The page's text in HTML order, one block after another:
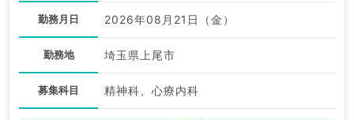
勤務月日 2026年08月21日（金）
勤務地 埼玉県上尾市
募集科目 精神科、心療内科